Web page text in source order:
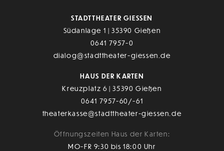
STADTTHEATER GIESSEN
Südanlage 1 | 35390 Gießen
0641 7957-0
dialog@stadttheater-giessen.de
HAUS DER KARTEN
Kreuzplatz 6 | 35390 Gießen
0641 7957-60/-61
theaterkasse@stadttheater-giessen.de
Öffnungszeiten Haus der Karten:
MO-FR 9:30 bis 18:00 Uhr